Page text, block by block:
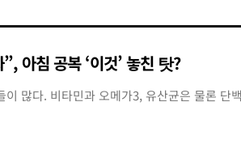
아침 공복 ‘이것’ 놓친 탓?
많다. 비타민과 오메가3, 유산균은 물론